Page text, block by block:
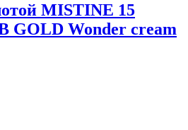
MISTINE 15
GOLD Wonder cream